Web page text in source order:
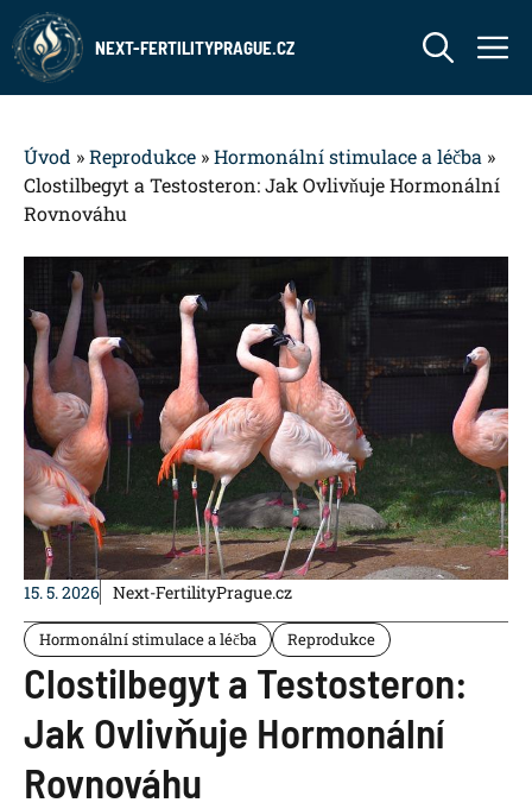
Přeskočit
na
obsah
NEXT-FERTILITYPRAGUE.CZ
Úvod »Reprodukce »Hormonální stimulace a léčba »
Clostilbegyt a Testosteron: Jak Ovlivňuje Hormonální
Rovnováhu
15. 5. 2026 Next-FertilityPrague.cz
Hormonální stimulace a léčba Reprodukce
Clostilbegyt a Testosteron:
Jak Ovlivňuje Hormonální
Rovnováhu